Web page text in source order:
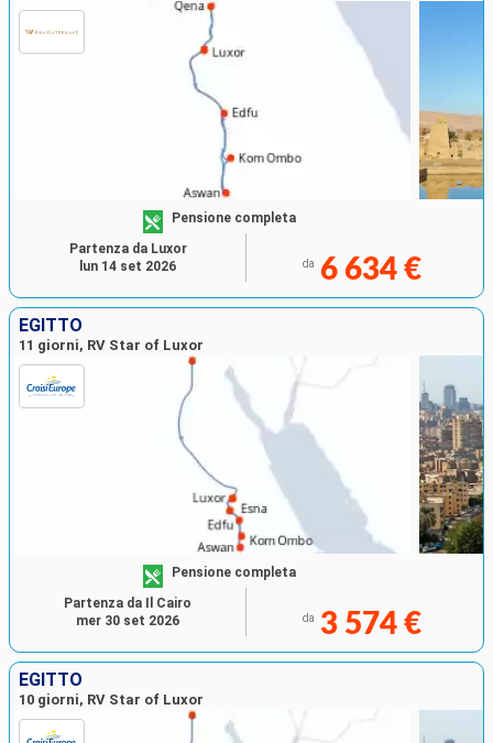
Pensione completa
da 6 634 €
Partenza da Luxor
lun 14 set 2026
EGITTO
11 giorni, RV Star of Luxor
Pensione completa
da 3 574 €
Partenza da Il Cairo
mer 30 set 2026
EGITTO
10 giorni, RV Star of Luxor